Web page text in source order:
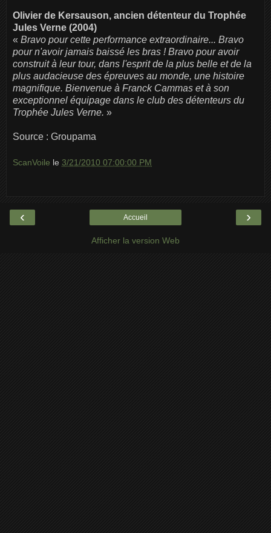
Olivier de Kersauson, ancien détenteur du Trophée
Jules Verne (2004)
« Bravo pour cette performance extraordinaire... Bravo
pour n'avoir jamais baissé les bras ! Bravo pour avoir
construit à leur tour, dans l'esprit de la plus belle et de la
plus audacieuse des épreuves au monde, une histoire
magnifique. Bienvenue à Franck Cammas et à son
exceptionnel équipage dans le club des détenteurs du
Trophée Jules Verne. »
Source : Groupama
ScanVoile le 3/21/2010 07:00:00 PM
‹ ›
Accueil
Afficher la version Web